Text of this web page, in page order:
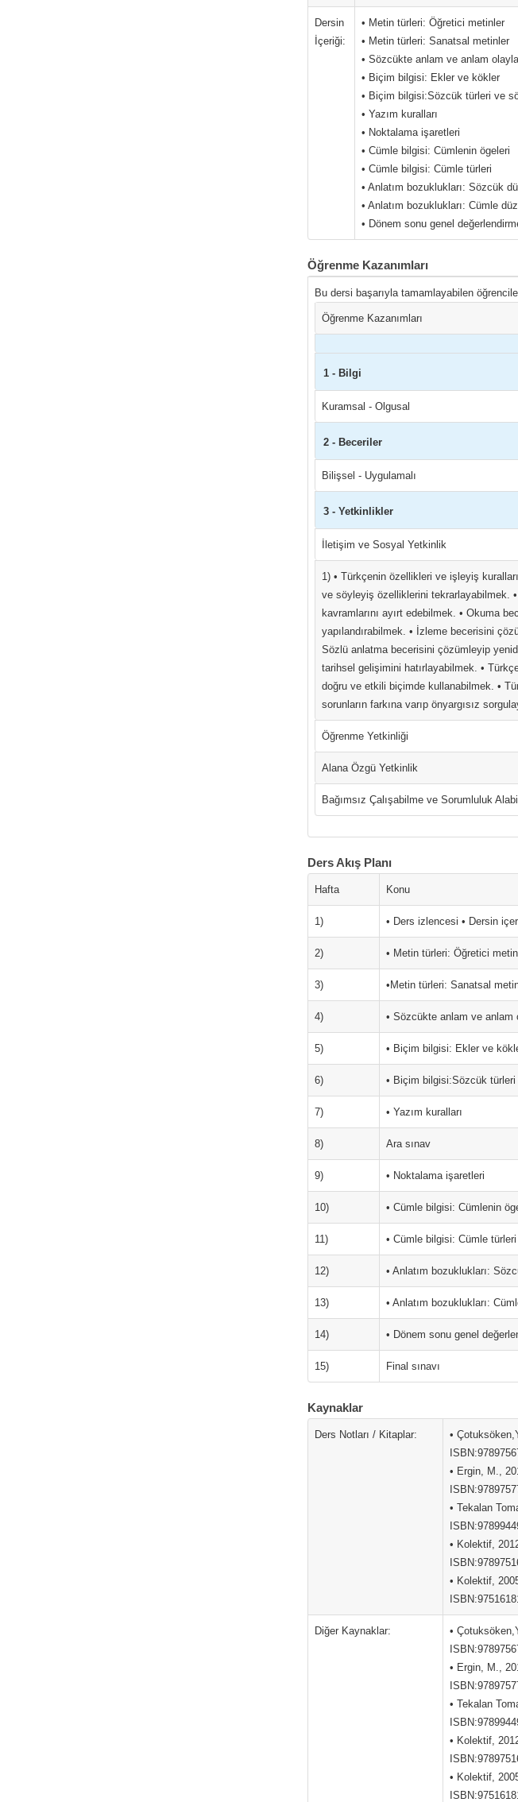
Dersin
İçeriği:
• Metin türleri: Öğretici metinler
• Metin türleri: Sanatsal metinler
• Sözcükte anlam ve anlam
• Biçim bilgisi: Ekler ve kökler
• Biçim bilgisi:Sözcük türleri ve
• Yazım kuralları
• Noktalama işaretleri
• Cümle bilgisi: Cümlenin ögeleri
• Cümle bilgisi: Cümle türleri
• Anlatım bozuklukları: Sözcük
• Anlatım bozuklukları: Cümle
• Dönem sonu genel
Öğrenme Kazanımları
Bu dersi başarıyla tamamlayabilen
Öğrenme Kazanımları
1 - Bilgi
Kuramsal - Olgusal
2 - Beceriler
Bilişsel - Uygulamalı
3 - Yetkinlikler
İletişim ve Sosyal Yetkinlik
1) • Türkçenin özellikleri ve işleyiş
ve söyleyiş özelliklerini tekrarlayabilmek.
kavramlarını ayırt edebilmek. • Okuma
yapılandırabilmek. • İzleme becerisini
Sözlü anlatma becerisini çözümleyip
tarihsel gelişimini hatırlayabilmek. •
doğru ve etkili biçimde kullanabilmek. •
sorunların farkına varıp önyargısız
Öğrenme Yetkinliği
Alana Özgü Yetkinlik
Bağımsız Çalışabilme ve Sorumluluk
Ders Akış Planı
Hafta Konu
1) • Ders izlencesi • Dersin
2) • Metin türleri: Öğretici
3) •Metin türleri: Sanatsal
4) • Sözcükte anlam ve anlam
5) • Biçim bilgisi: Ekler ve
6) • Biçim bilgisi:Sözcük
7) • Yazım kuralları
8) Ara sınav
9) • Noktalama işaretleri
10) • Cümle bilgisi: Cümlenin
11) • Cümle bilgisi: Cümle türleri
12) • Anlatım bozuklukları:
13) • Anlatım bozuklukları:
14) • Dönem sonu genel
15) Final sınavı
Kaynaklar
Ders Notları / Kitaplar:
•
• Ergin, M.,
• Tekalan
• Kolektif,
• Kolektif,
Diğer Kaynaklar:
•
• Ergin, M.,
• Tekalan
• Kolektif,
• Kolektif,